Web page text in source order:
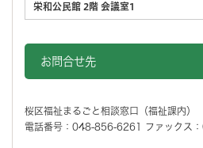
栄和公民館 2階 会議室1
お問合せ先
桜区福祉まるごと相談窓口（福祉課内）
電話番号：048-856-6261 ファックス